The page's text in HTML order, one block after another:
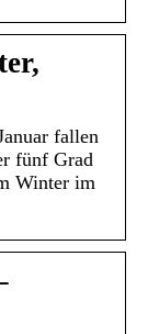
fallen
fünf Grad
Winter im